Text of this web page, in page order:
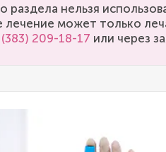
нельзя
лечение может только
209-18-17 или через